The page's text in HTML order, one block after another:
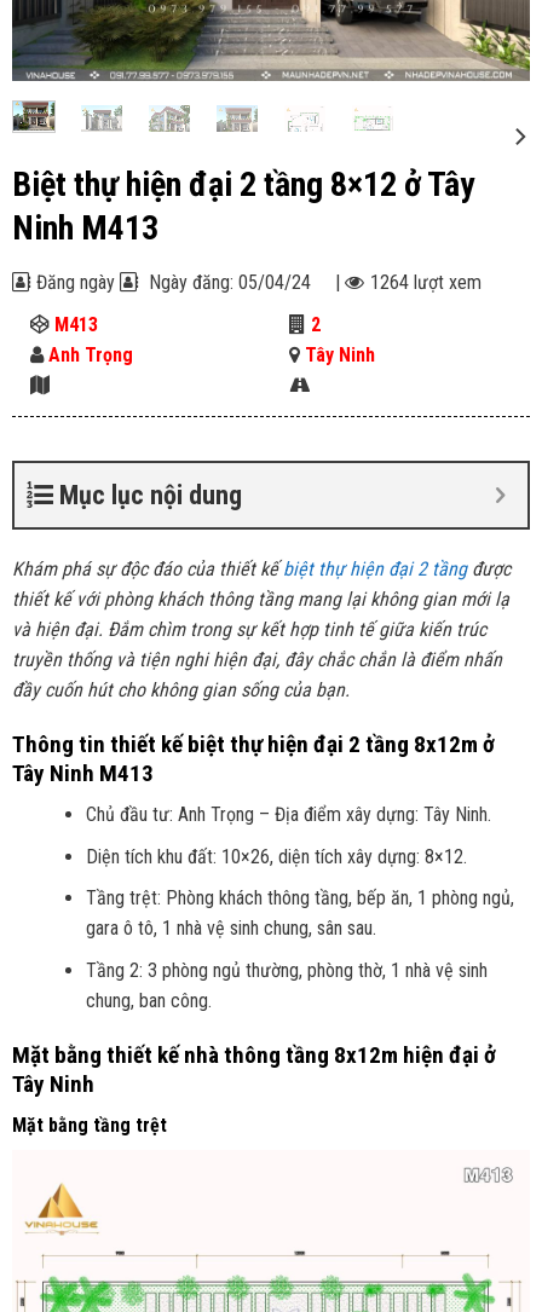
Biệt thự hiện đại 2 tầng 8×12 ở Tây
Ninh M413
Đăng ngày Ngày đăng: 05/04/24 |
1264 lượt xem
M413
2
Anh Trọng
Tây Ninh
Mục lục nội dung
Khám phá sự độc đáo của thiết kếbiệt thự hiện đại 2 tầngđược
thiết kế với phòng khách thông tầng mang lại không gian mới lạ
và hiện đại. Đắm chìm trong sự kết hợp tinh tế giữa kiến trúc
truyền thống và tiện nghi hiện đại, đây chắc chắn là điểm nhấn
đầy cuốn hút cho không gian sống của bạn.
Thông tin thiết kế biệt thự hiện đại 2 tầng 8x12m ở
Tây Ninh M413
Chủ đầu tư: Anh Trọng – Địa điểm xây dựng: Tây Ninh.
Diện tích khu đất: 10×26, diện tích xây dựng: 8×12.
Tầng trệt: Phòng khách thông tầng, bếp ăn, 1 phòng ngủ,
gara ô tô, 1 nhà vệ sinh chung, sân sau.
Tầng 2: 3 phòng ngủ thường, phòng thờ, 1 nhà vệ sinh
chung, ban công.
Mặt bằng thiết kế nhà thông tầng 8x12m hiện đại ở
Tây Ninh
Mặt bằng tầng trệt